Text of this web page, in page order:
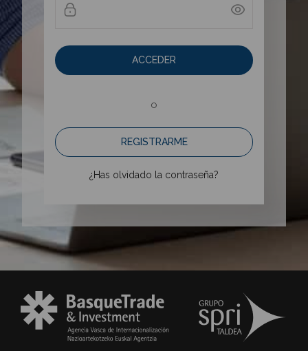
ACCEDER
o
REGISTRARME
¿Has olvidado la contraseña?